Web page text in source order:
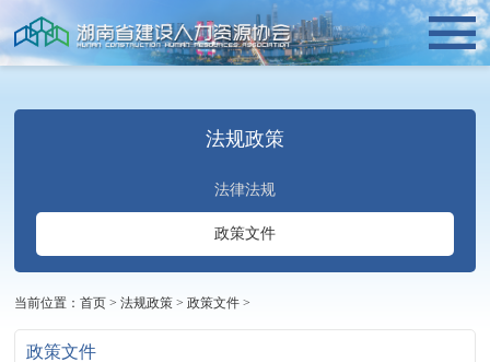
法规政策
法律法规
政策文件
当前位置：首页 >法规政策 >政策文件 >
政策文件